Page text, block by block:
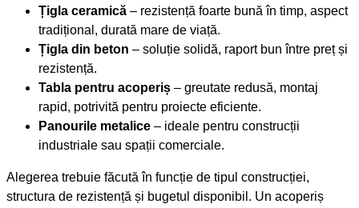
Țigla ceramică – rezistență foarte bună în timp, aspect
tradițional, durată mare de viață.
Țigla din beton – soluție solidă, raport bun între preț și
rezistență.
Tabla pentru acoperiș – greutate redusă, montaj
rapid, potrivită pentru proiecte eficiente.
Panourile metalice – ideale pentru construcții
industriale sau spații comerciale.
Alegerea trebuie făcută în funcție de tipul construcției,
structura de rezistență și bugetul disponibil. Un acoperiș